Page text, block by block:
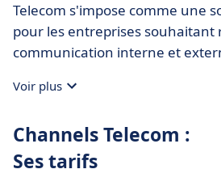
Telecom s'impose comme une
pour les entreprises
communication interne et
Voir plus
Channels Telecom :
Ses tarifs